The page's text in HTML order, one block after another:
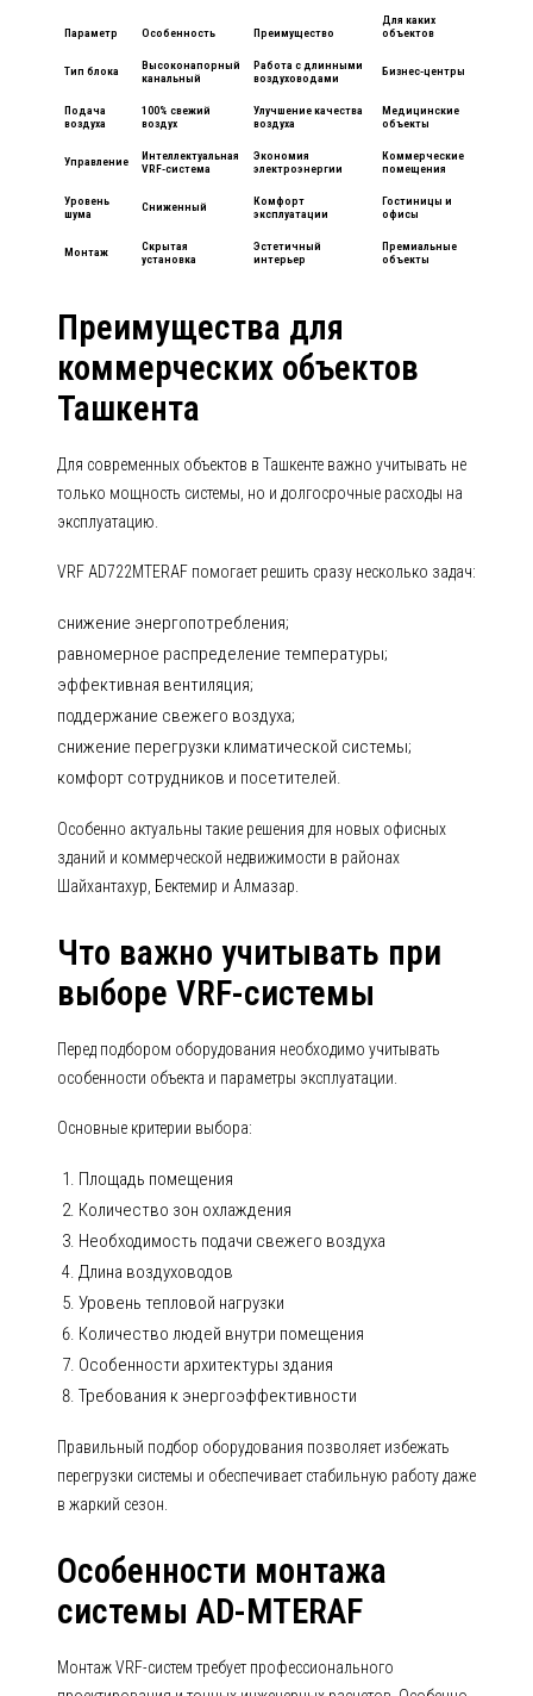
Параметр Особенность Преимущество
Для каких
объектов
Тип блока
Высоконапорный
канальный
Работа с длинными
воздуховодами
Бизнес-центры
Подача
воздуха
100% свежий
воздух
Улучшение качества
воздуха
Медицинские
объекты
Управление
Интеллектуальная
VRF-система
Экономия
электроэнергии
Коммерческие
помещения
Уровень
шума
Сниженный
Комфорт
эксплуатации
Гостиницы и
офисы
Монтаж
Скрытая
установка
Эстетичный
интерьер
Премиальные
объекты
Преимущества для
коммерческих объектов
Ташкента
Для современных объектов в Ташкенте важно учитывать не
только мощность системы, но и долгосрочные расходы на
эксплуатацию.
VRF AD722MTERAF помогает решить сразу несколько задач:
снижение энергопотребления;
равномерное распределение температуры;
эффективная вентиляция;
поддержание свежего воздуха;
снижение перегрузки климатической системы;
комфорт сотрудников и посетителей.
Особенно актуальны такие решения для новых офисных
зданий и коммерческой недвижимости в районах
Шайхантахур, Бектемир и Алмазар.
Что важно учитывать при
выборе VRF-системы
Перед подбором оборудования необходимо учитывать
особенности объекта и параметры эксплуатации.
Основные критерии выбора:
Площадь помещения
Количество зон охлаждения
Необходимость подачи свежего воздуха
Длина воздуховодов
Уровень тепловой нагрузки
Количество людей внутри помещения
Особенности архитектуры здания
Требования к энергоэффективности
Правильный подбор оборудования позволяет избежать
перегрузки системы и обеспечивает стабильную работу даже
в жаркий сезон.
Особенности монтажа
системы AD-MTERAF
Монтаж VRF-систем требует профессионального